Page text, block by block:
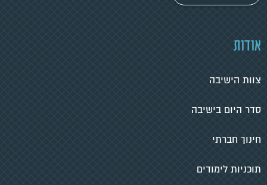
אודות
צוות הישיבה
סדר היום בישיבה
חינוך חברתי
תוכניות לימודים